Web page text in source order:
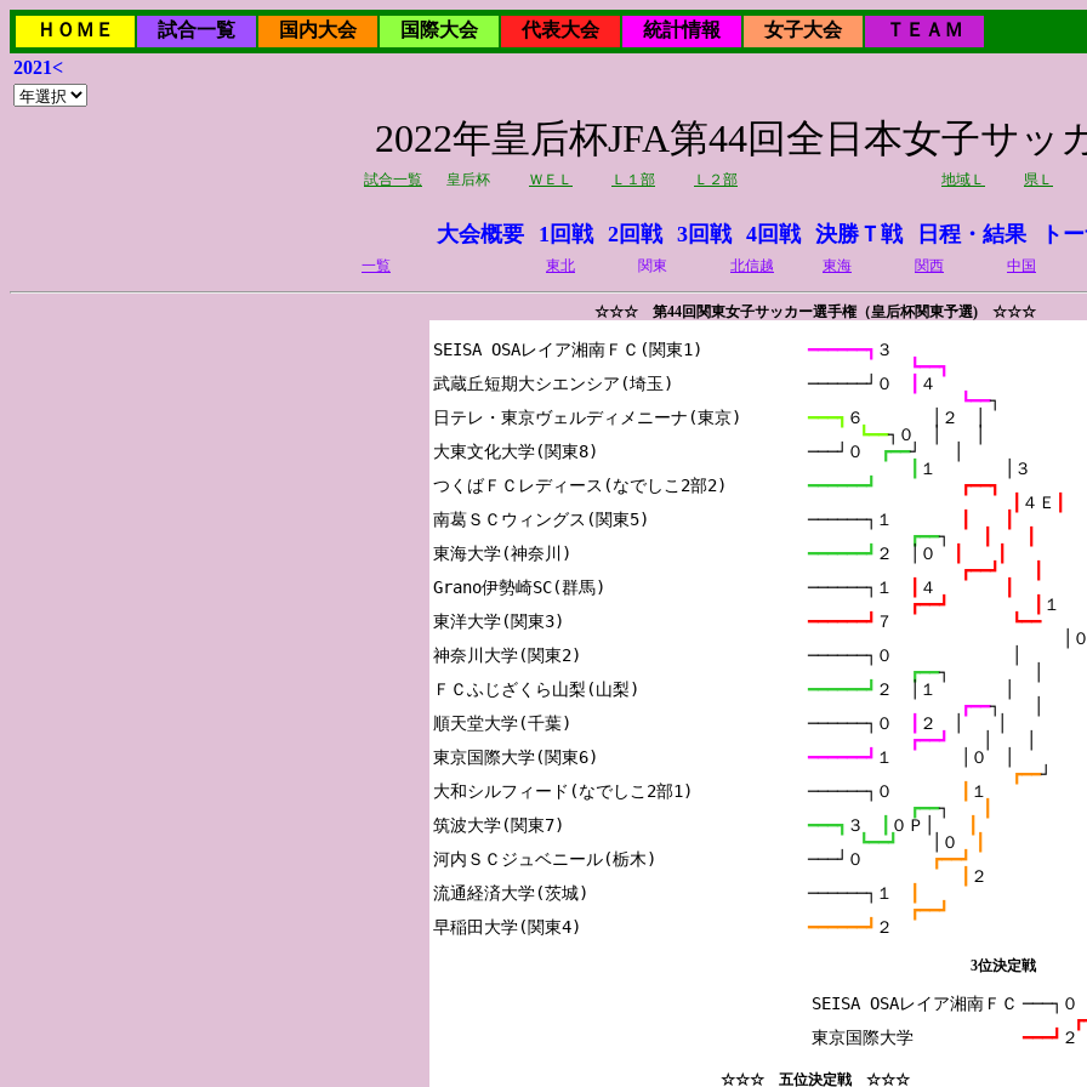
ＨＯＭＥ 試合一覧 国内大会 国際大会 代表大会 統計情報 女子大会
ＴＥＡＭ
2021<
2022年皇后杯JFA第44回全日本女子サッ
試合一覧 皇后杯 ＷＥＬ Ｌ１部 Ｌ２部 地域Ｌ 県Ｌ
大会概要 1回戦 2回戦 3回戦 4回戦 決勝Ｔ戦 日程・結果 ト
一覧 東北 関東 北信越 東海 関西 中国
☆☆☆ 第44回関東女子サッカー選手権（皇后杯関東予選) ☆☆☆
SEISA OSAレイア湘南ＦＣ(関東1)
武蔵丘短期大シエンシア(埼玉)
日テレ・東京ヴェルディメニーナ(東京)
大東文化大学(関東8)
つくばＦＣレディース(なでしこ2部2)
南葛ＳＣウィングス(関東5)
東海大学(神奈川)
Grano伊勢崎SC(群馬)
東洋大学(関東3)
神奈川大学(関東2)
ＦＣふじざくら山梨(山梨)
順天堂大学(千葉)
東京国際大学(関東6)
大和シルフィード(なでしこ2部1)
筑波大学(関東7)
河内ＳＣジュベニール(栃木)
流通経済大学(茨城)
━━━━━━┓ ３
┗━━┓
──────┘０
４
┗━━┐
━━━┓ ６　　　　│２　│
┗━━┐０　│　　│
───┘０
┏━━┘　　│
１　　　　│３
━━━━━━┛
┏━━┓
４Ｅ
──────┐１
┏━━┐
┃　　┃
━━━━━━┛ ２　│０
┃　　┃
┏━━┛　　┃
──────┐１
４
┏━━┛　　　　　┃
１
━━━━━━┛ ７
┗━━
│
──────┐０　　　　　　　│
┏━━┐　　　　　│
━━━━━━┛ ２　│１　　　　│
┏━━┐　　│
──────┐０
２　│　　│
┏━━┛
│　　│
━━━━━━┛ １　　　　│０　│
┏━━┘
──────┐０
１
┏━━┐
━━━┓ ３ ０Ｐ│
┗━━┛ │０
───┘０
┏━━┛
２
──────┐１
┏━━┛
━━━━━━┛ ２
3位決定戦
SEISA OSAレイア湘南ＦＣ ───┐０
━━━┛ ２
☆☆☆ 五位決定戦 ☆☆☆